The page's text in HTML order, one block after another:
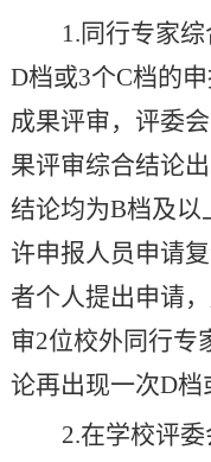
1.同行专家
D档或3个C档的
成果评审，评委
果评审综合结论
结论均为B档及以
许申报人员申请
者个人提出申请
审2位校外同行专
论再出现一次D档
2.在学校评